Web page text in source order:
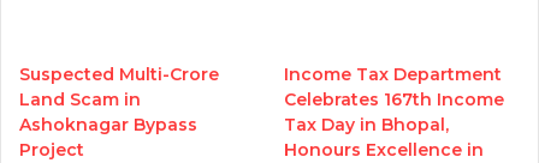
Suspected Multi-Crore
Land Scam in
Ashoknagar Bypass
Project
Income Tax Department
Celebrates 167th Income
Tax Day in Bhopal,
Honours Excellence in